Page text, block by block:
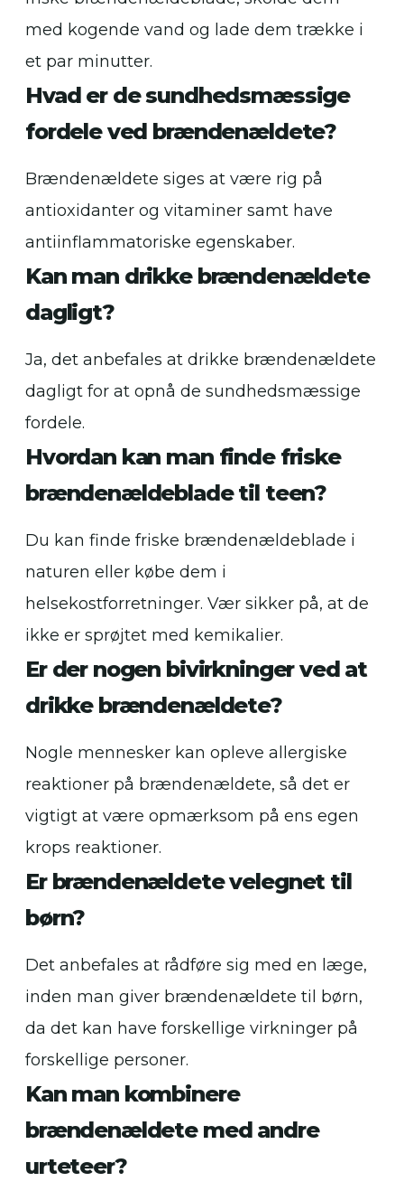
med kogende vand og lade dem trække i
et par minutter.
Hvad er de sundhedsmæssige
fordele ved brændenældete?
Brændenældete siges at være rig på
antioxidanter og vitaminer samt have
antiinflammatoriske egenskaber.
Kan man drikke brændenældete
dagligt?
Ja, det anbefales at drikke brændenældete
dagligt for at opnå de sundhedsmæssige
fordele.
Hvordan kan man finde friske
brændenældeblade til teen?
Du kan finde friske brændenældeblade i
naturen eller købe dem i
helsekostforretninger. Vær sikker på, at de
ikke er sprøjtet med kemikalier.
Er der nogen bivirkninger ved at
drikke brændenældete?
Nogle mennesker kan opleve allergiske
reaktioner på brændenældete, så det er
vigtigt at være opmærksom på ens egen
krops reaktioner.
Er brændenældete velegnet til
børn?
Det anbefales at rådføre sig med en læge,
inden man giver brændenældete til børn,
da det kan have forskellige virkninger på
forskellige personer.
Kan man kombinere
brændenældete med andre
urteteer?